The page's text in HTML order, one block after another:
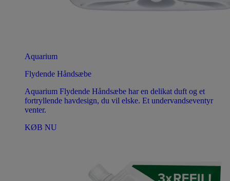
Aquarium
Flydende Håndsæbe
Aquarium Flydende Håndsæbe har en delikat duft og et
fortryllende havdesign, du vil elske. Et undervandseventyr
venter.
KØB NU